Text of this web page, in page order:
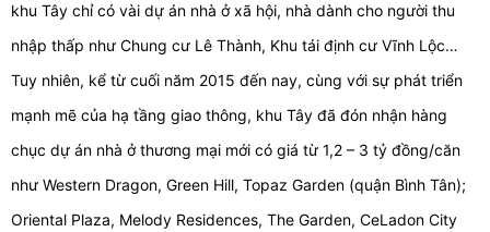
khu Tây chỉ có vài dự án nhà ở xã hội, nhà dành cho người thu
nhập thấp như Chung cư Lê Thành, Khu tái định cư Vĩnh Lộc…
Tuy nhiên, kể từ cuối năm 2015 đến nay, cùng với sự phát triển
mạnh mẽ của hạ tầng giao thông, khu Tây đã đón nhận hàng
chục dự án nhà ở thương mại mới có giá từ 1,2 – 3 tỷ đồng/căn
như Western Dragon, Green Hill, Topaz Garden (quận Bình Tân);
Oriental Plaza, Melody Residences, The Garden, CeLadon City